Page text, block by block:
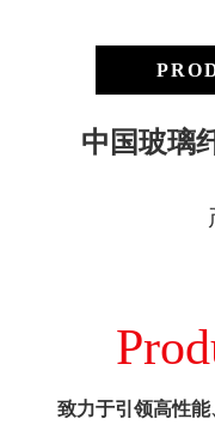
中国玻璃
致力于引领高性